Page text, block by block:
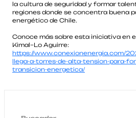
la cultura de seguridad y formar
regiones donde se concentra buena
energético de Chile.
Conoce más sobre esta iniciativa en
Kimal–Lo Aguirre:
https://www.conexionenergia.com/
llega-a-torres-de-alta-tension-para-
transicion-energetica/